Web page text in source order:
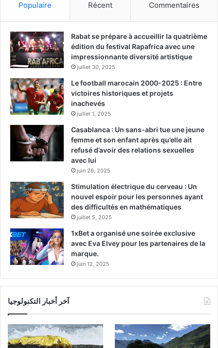
Populaire Récent Commentaires
Rabat se prépare à accueillir la quatrième
édition du festival Rapafrica avec une
impressionnante diversité artistique
juillet 30, 2025
Le football marocain 2000-2025 : Entre
victoires historiques et projets
inachevés
juillet 1, 2025
Casablanca : Un sans-abri tue une jeune
femme et son enfant après qu’elle ait
refusé d’avoir des relations sexuelles
avec lui
juin 26, 2025
Stimulation électrique du cerveau : Un
nouvel espoir pour les personnes ayant
des difficultés en mathématiques
juillet 5, 2025
1xBet a organisé une soirée exclusive
avec Eva Elvey pour les partenaires de la
marque.
juin 12, 2025
آخر أخبار التكنولوجيا